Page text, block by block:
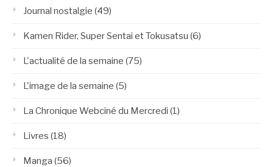
Journal nostalgie (49)
Kamen Rider, Super Sentai et Tokusatsu (6)
L'actualité de la semaine (75)
L'image de la semaine (5)
La Chronique Webciné du Mercredi (1)
Livres (18)
Manga (56)